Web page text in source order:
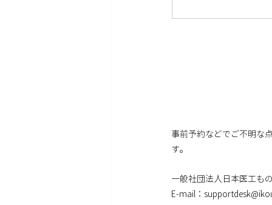
事前予約などでご不明な
す。
一般社団法人日本医工も
E-mail：